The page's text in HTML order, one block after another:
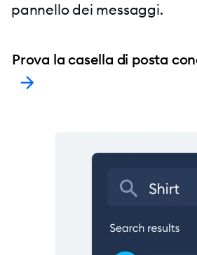
pannello dei messaggi.
Prova la casella di posta